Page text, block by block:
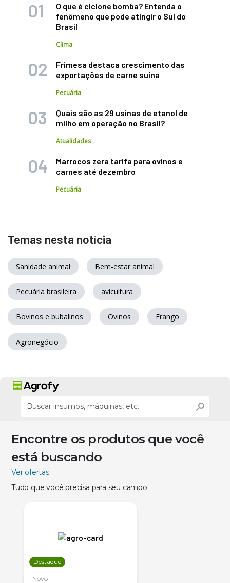
O que é ciclone bomba? Entenda o
fenômeno que pode atingir o Sul do
Brasil
Clima
Frimesa destaca crescimento das
exportações de carne suína
Pecuária
Quais são as 29 usinas de etanol de
milho em operação no Brasil?
Atualidades
Marrocos zera tarifa para ovinos e
carnes até dezembro
Pecuária
Temas nesta notícia
Sanidade animal Bem-estar animal
Pecuária brasileira avicultura
Bovinos e bubalinos Ovinos Frango
Agronegócio
Encontre os produtos que você
está buscando
Ver ofertas
Tudo que você precisa para seu campo
Destaque
Novo